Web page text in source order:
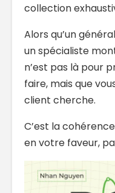
collection
Alors qu’un
un spécialiste
n’est pas là pour
faire, mais que
client cherche.
C’est la
en votre faveur,